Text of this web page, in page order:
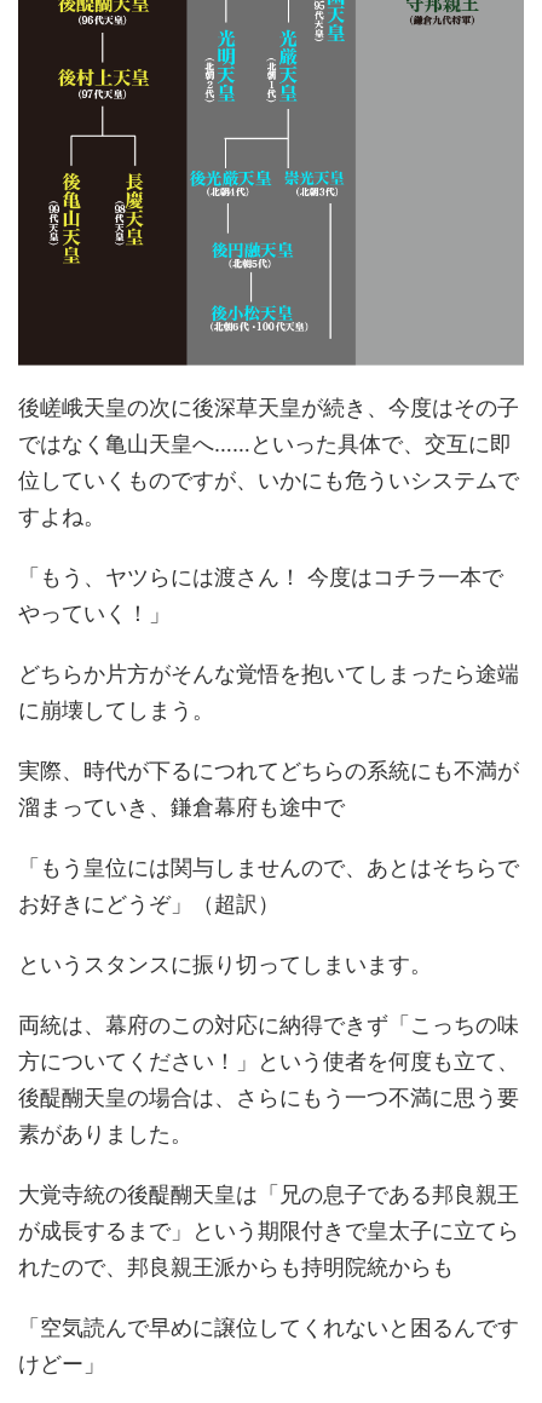
後嵯峨天皇の次に後深草天皇が続き、今度はその子
ではなく亀山天皇へ……といった具体で、交互に即
位していくものですが、いかにも危ういシステムで
すよね。
「もう、ヤツらには渡さん！ 今度はコチラ一本で
やっていく！」
どちらか片方がそんな覚悟を抱いてしまったら途端
に崩壊してしまう。
実際、時代が下るにつれてどちらの系統にも不満が
溜まっていき、鎌倉幕府も途中で
「もう皇位には関与しませんので、あとはそちらで
お好きにどうぞ」（超訳）
というスタンスに振り切ってしまいます。
両統は、幕府のこの対応に納得できず「こっちの味
方についてください！」という使者を何度も立て、
後醍醐天皇の場合は、さらにもう一つ不満に思う要
素がありました。
大覚寺統の後醍醐天皇は「兄の息子である邦良親王
が成長するまで」という期限付きで皇太子に立てら
れたので、邦良親王派からも持明院統からも
「空気読んで早めに譲位してくれないと困るんです
けどー」